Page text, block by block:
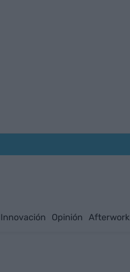
Innovación Opinión Afterwork